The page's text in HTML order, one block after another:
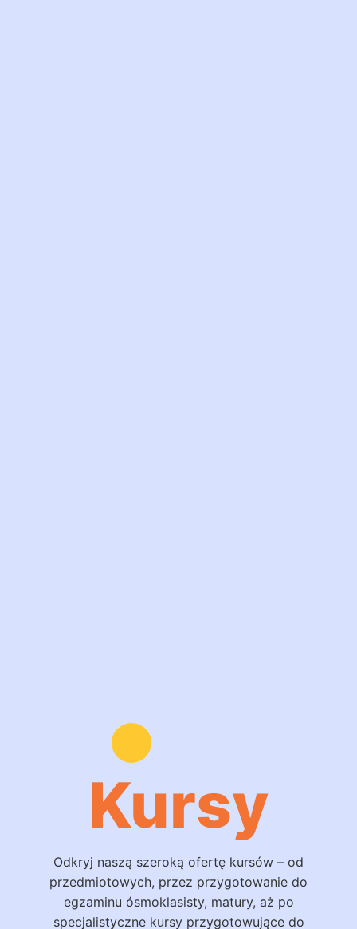
Kursy
Odkryj naszą szeroką ofertę kursów – od
przedmiotowych, przez przygotowanie do
egzaminu ósmoklasisty, matury, aż po
specjalistyczne kursy przygotowujące do